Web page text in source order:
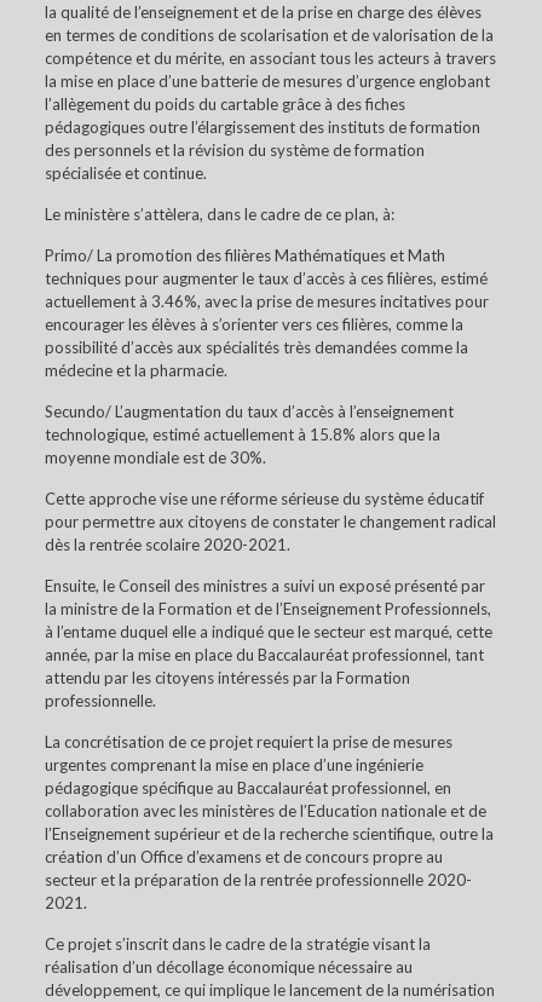
la qualité de l’enseignement et de la prise en charge des élèves
en termes de conditions de scolarisation et de valorisation de la
compétence et du mérite, en associant tous les acteurs à travers
la mise en place d’une batterie de mesures d’urgence englobant
l’allègement du poids du cartable grâce à des fiches
pédagogiques outre l’élargissement des instituts de formation
des personnels et la révision du système de formation
spécialisée et continue.
Le ministère s’attèlera, dans le cadre de ce plan, à:
Primo/ La promotion des filières Mathématiques et Math
techniques pour augmenter le taux d’accès à ces filières, estimé
actuellement à 3.46%, avec la prise de mesures incitatives pour
encourager les élèves à s’orienter vers ces filières, comme la
possibilité d’accès aux spécialités très demandées comme la
médecine et la pharmacie.
Secundo/ L’augmentation du taux d’accès à l’enseignement
technologique, estimé actuellement à 15.8% alors que la
moyenne mondiale est de 30%.
Cette approche vise une réforme sérieuse du système éducatif
pour permettre aux citoyens de constater le changement radical
dès la rentrée scolaire 2020-2021.
Ensuite, le Conseil des ministres a suivi un exposé présenté par
la ministre de la Formation et de l’Enseignement Professionnels,
à l’entame duquel elle a indiqué que le secteur est marqué, cette
année, par la mise en place du Baccalauréat professionnel, tant
attendu par les citoyens intéressés par la Formation
professionnelle.
La concrétisation de ce projet requiert la prise de mesures
urgentes comprenant la mise en place d’une ingénierie
pédagogique spécifique au Baccalauréat professionnel, en
collaboration avec les ministères de l’Education nationale et de
l’Enseignement supérieur et de la recherche scientifique, outre la
création d’un Office d’examens et de concours propre au
secteur et la préparation de la rentrée professionnelle 2020-
2021.
Ce projet s’inscrit dans le cadre de la stratégie visant la
réalisation d’un décollage économique nécessaire au
développement, ce qui implique le lancement de la numérisation